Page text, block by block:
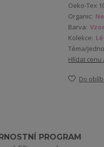
Oeko-Tex
Organic: Ne
Barva:
Kolekce:
Téma/
Hlídat
Do
PROGRAM